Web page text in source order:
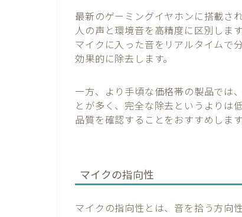
最新のゲーミングイヤホンに搭載さ
人の声と環境音を高精度に区別しま
マイクに入った音をリアルタイムで
効果的に除去します。
一方、より手頃な価格帯の製品では
とが多く、完全な除去というよりは
品質を確認することをおすすめします
マイクの指向性
マイクの指向性とは、音を拾う方向